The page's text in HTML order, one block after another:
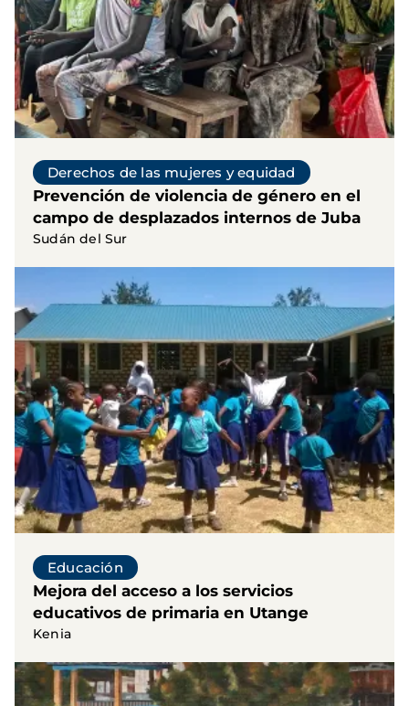
Derechos de las mujeres y equidad
Prevención de violencia de género en el
campo de desplazados internos de Juba
Sudán del Sur
Educación
Mejora del acceso a los servicios
educativos de primaria en Utange
Kenia